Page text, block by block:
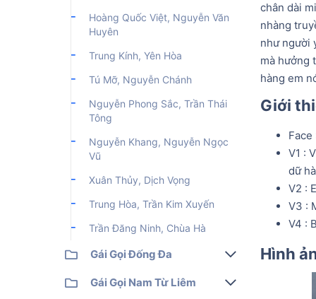
Hoàng Quốc Việt, Nguyễn Văn
Huyên
Trung Kính, Yên Hòa
Tú Mỡ, Nguyễn Chánh
Nguyễn Phong Sắc, Trần Thái
Tông
Nguyễn Khang, Nguyễn Ngọc
Vũ
Xuân Thủy, Dịch Vọng
Trung Hòa, Trần Kim Xuyến
Trần Đăng Ninh, Chùa Hà
Gái Gọi Đống Đa
Hoàng Cầu, Xã Đàn Kim Liên
Gái Gọi Nam Từ Liêm
chân dài
nhàng
như người
mà hưởng
hàng em
Giới
V1 :
dữ
V2 :
V3 :
V4 :
Hình